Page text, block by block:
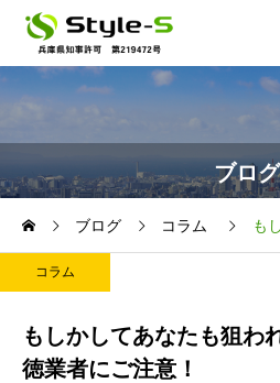
ブログ
ブログ コラム も
コラム
もしかしてあなたも狙わ
徳業者にご注意！